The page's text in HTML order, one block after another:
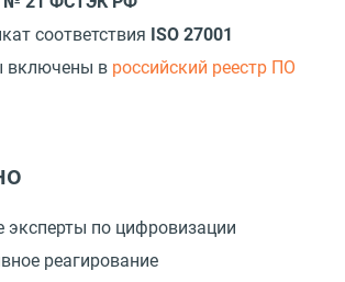
соответствия ISO 27001
включены в российский реестр ПО
эксперты по цифровизации
реагирование